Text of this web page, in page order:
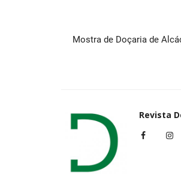
Mostra de Doçaria de
Revista